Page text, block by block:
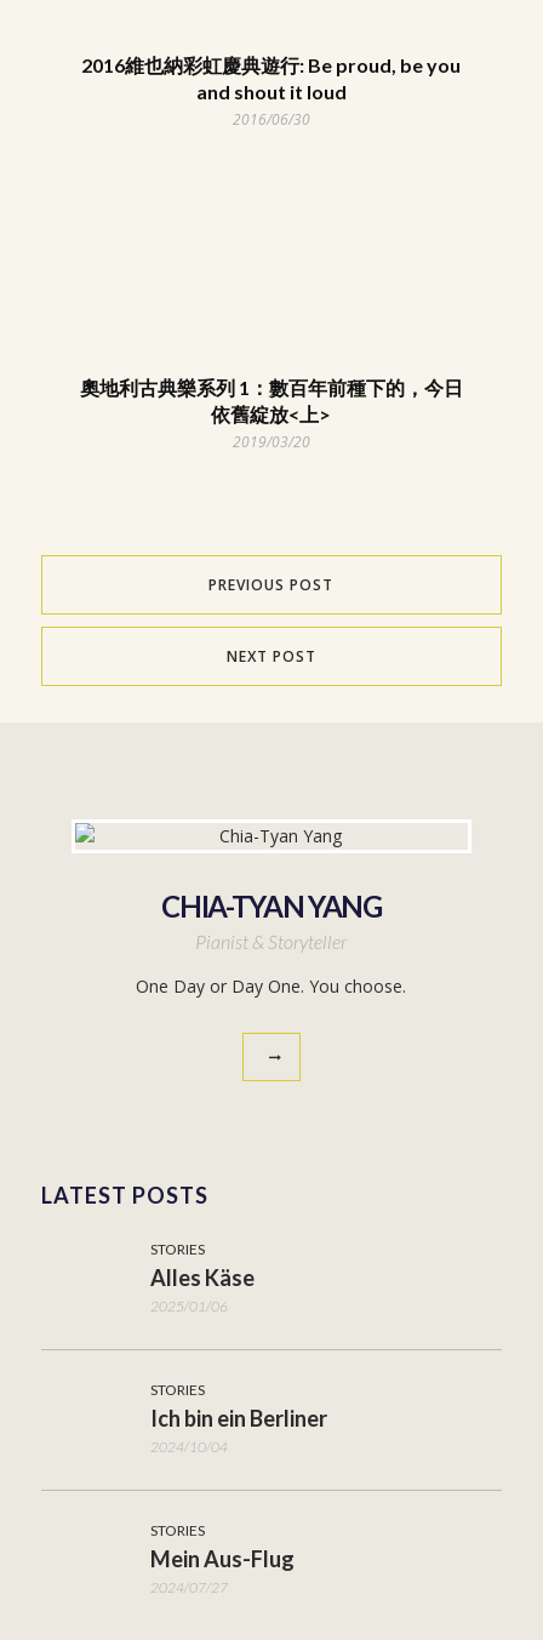
2016維也納彩虹慶典遊行: Be proud, be you
and shout it loud
2016/06/30
奧地利古典樂系列 1：數百年前種下的，今日
依舊綻放<上>
2019/03/20
PREVIOUS POST
NEXT POST
CHIA-TYAN YANG
Pianist & Storyteller
One Day or Day One. You choose.
LATEST POSTS
STORIES
Alles Käse
2025/01/06
STORIES
Ich bin ein Berliner
2024/10/04
STORIES
Mein Aus-Flug
2024/07/27